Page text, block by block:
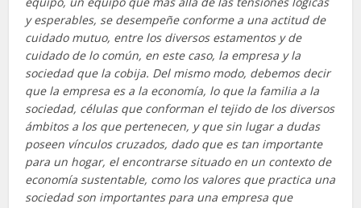
y esperables, se desempeñe conforme a una actitud de
cuidado mutuo, entre los diversos estamentos y de
cuidado de lo común, en este caso, la empresa y la
sociedad que la cobija. Del mismo modo, debemos decir
que la empresa es a la economía, lo que la familia a la
sociedad, células que conforman el tejido de los diversos
ámbitos a los que pertenecen, y que sin lugar a dudas
poseen vínculos cruzados, dado que es tan importante
para un hogar, el encontrarse situado en un contexto de
economía sustentable, como los valores que practica una
sociedad son importantes para una empresa que